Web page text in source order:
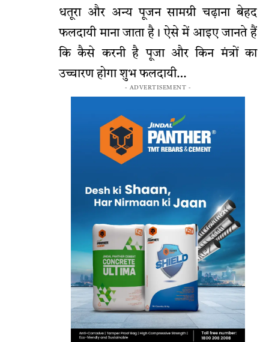
धतूरा और अन्य पूजन सामग्री चढ़ाना बेहद
फलदायी माना जाता है। ऐसे में आइए जानते हैं
कि कैसे करनी है पूजा और किन मंत्रों का
उच्चारण होगा शुभ फलदायी…
- ADVERTISEMENT -